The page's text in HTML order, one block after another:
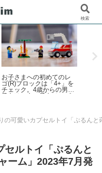
の初めてのレ
クは「4+」を
4歳からの男の
の子向けレゴ
ビートルズ
がアートパ
アート」新
の可愛いカプセルトイ「ぷるん
セルトイ「ぷるんと
ーム」2023年7月発
検索